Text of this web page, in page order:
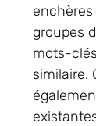
groupes
mots-
similaire.